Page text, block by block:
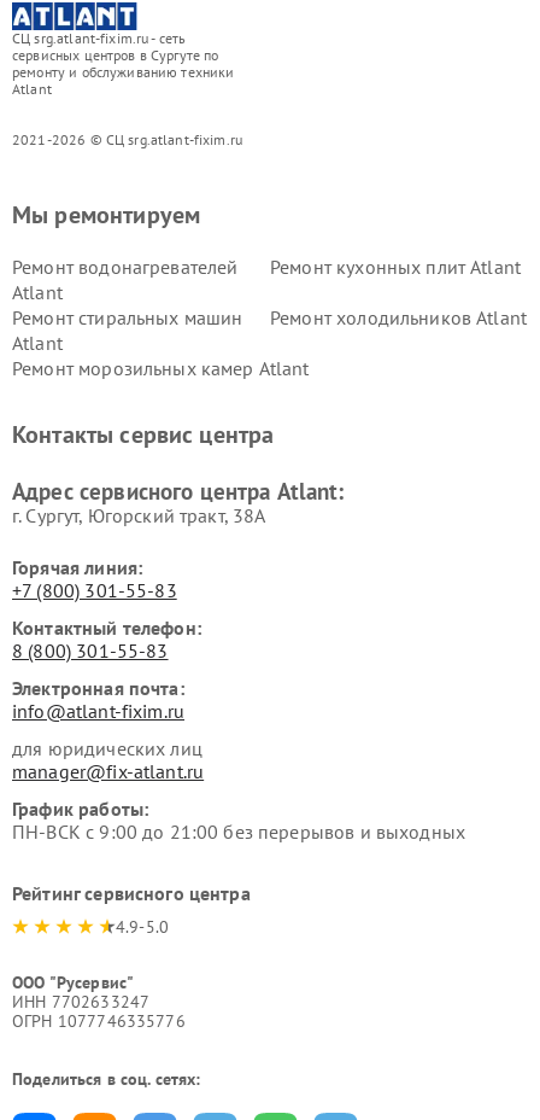
СЦ srg.atlant-fixim.ru - сеть
сервисных центров в Сургуте по
ремонту и обслуживанию техники
Atlant
2021-2026 © СЦ srg.atlant-fixim.ru
Мы ремонтируем
Ремонт водонагревателей
Atlant
Ремонт кухонных плит Atlant
Ремонт стиральных машин
Atlant
Ремонт холодильников Atlant
Ремонт морозильных камер Atlant
Контакты сервис центра
Адрес сервисного центра Atlant:
г. Сургут, Югорский тракт, 38А
Горячая линия:
+7 (800) 301-55-83
Контактный телефон:
8 (800) 301-55-83
Электронная почта:
info@atlant-fixim.ru
для юридических лиц
manager@fix-atlant.ru
График работы:
ПН-ВСК с 9:00 до 21:00 без перерывов и выходных
Рейтинг сервисного центра
4.9-5.0
ООО "Русервис"
ИНН 7702633247
ОГРН 1077746335776
Поделиться в соц. сетях: